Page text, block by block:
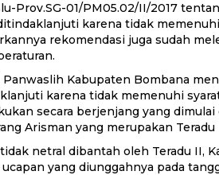
Prov.SG-01/PM05.02/II/2017
karena tidak
rekomendasi juga sudah
Kabupaten Bombana
karena tidak memenuhi
secara berjenjang yang
Arisman yang merupakan
netral dibantah oleh Teradu II,
yang diunggahnya pada